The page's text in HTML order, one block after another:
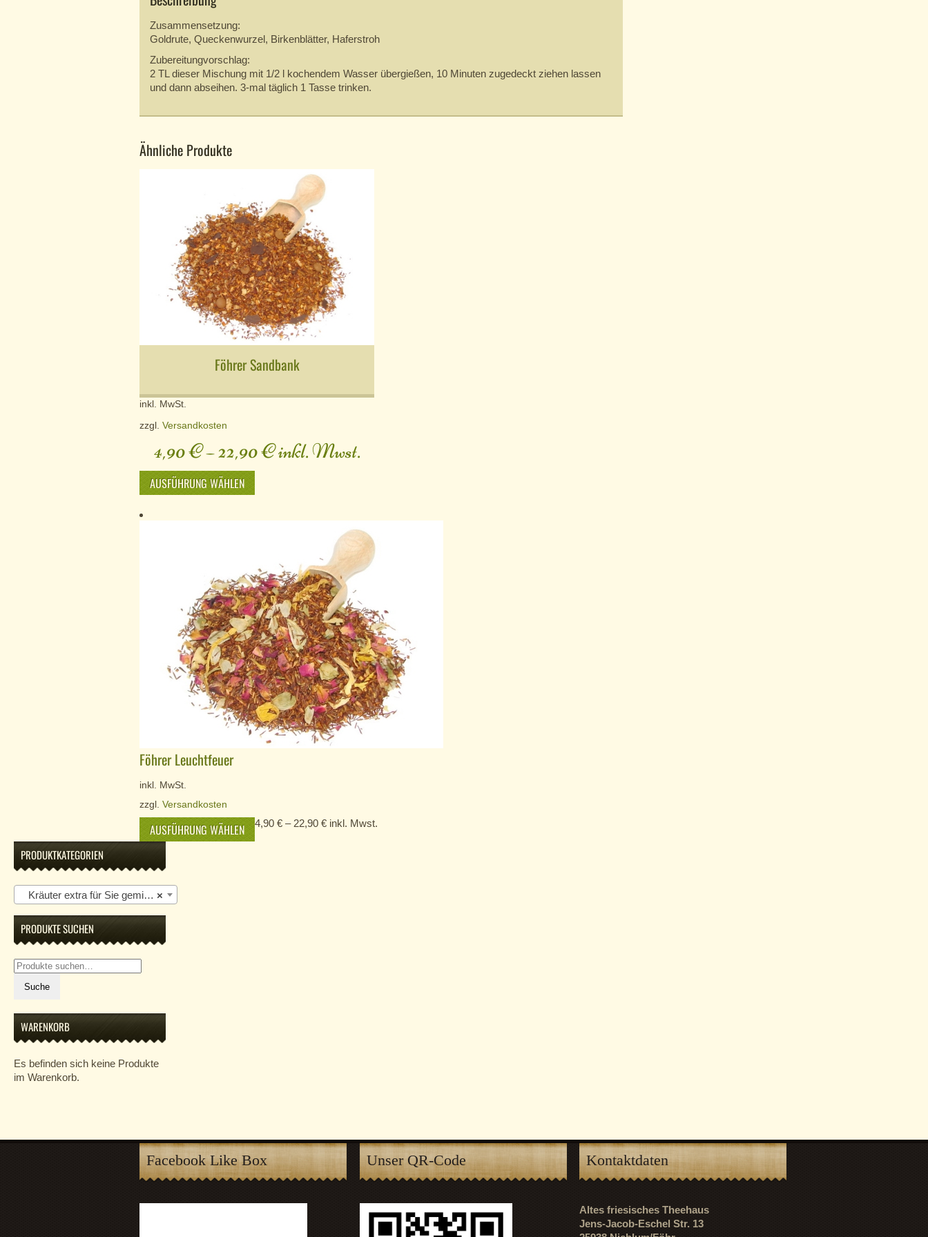
Zusammensetzung:
Goldrute, Queckenwurzel, Birkenblätter, Haferstroh
Zubereitungvorschlag:
2 TL dieser Mischung mit 1/2 l kochendem Wasser übergießen, 10 Minuten zugedeckt ziehen lassen
und dann abseihen. 3-mal täglich 1 Tasse trinken.
Ähnliche Produkte
Föhrer Sandbank
inkl. MwSt.
zzgl. Versandkosten
4,90€–22,90€inkl. Mwst.
AUSFÜHRUNG WÄHLEN
Föhrer Leuchtfeuer
inkl. MwSt.
zzgl. Versandkosten
4,90 € – 22,90 € inkl. Mwst.
AUSFÜHRUNG WÄHLEN
PRODUKTKATEGORIEN
×
Kräuter extra für Sie gemischt
PRODUKTE SUCHEN
Suche
nach:
Suche
WARENKORB
Es befinden sich keine Produkte
im Warenkorb.
Facebook Like Box Unser QR-Code Kontaktdaten
Altes friesisches Theehaus
Jens-Jacob-Eschel Str. 13